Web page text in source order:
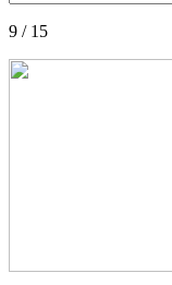
9 / 15